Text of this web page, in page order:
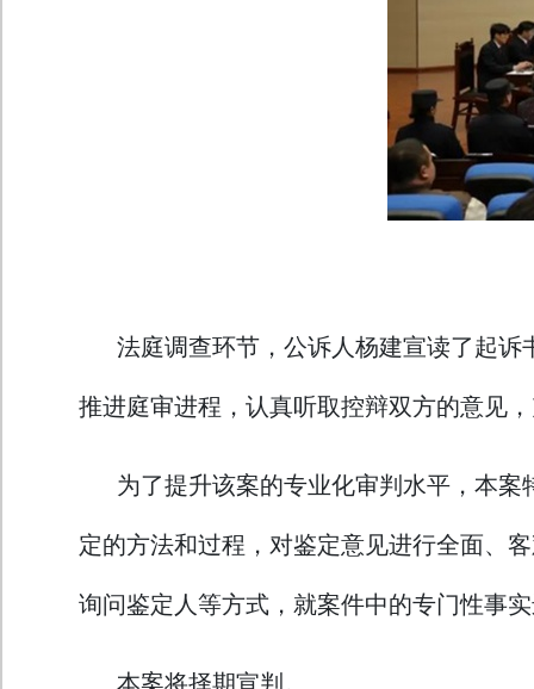
法庭调查环节，公诉人杨建宣读了起
推进庭审进程，认真听取控辩双方的意见
为了提升该案的专业化审判水平，本
定的方法和过程，对鉴定意见进行全面、
询问鉴定人等方式，就案件中的专门性事
本案将择期宣判。